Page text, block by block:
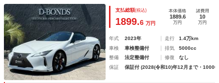
プションフロアマット・１２．３インチディスプレイ・ナビ・
地デジ・ワイヤレスカープレイ・新車保証令和１０年１２月ま
で・禁煙車
支払総額(税込)
1899.6 万円
本体価格
1889.6
万円
諸費用
10
万円
年式 2023年 走行
1.4万km
車検
車検整備付 排気
5000cc
整備
法定整備付 修復
なし
保証
保証付 (2028(令和10)年12月まで・